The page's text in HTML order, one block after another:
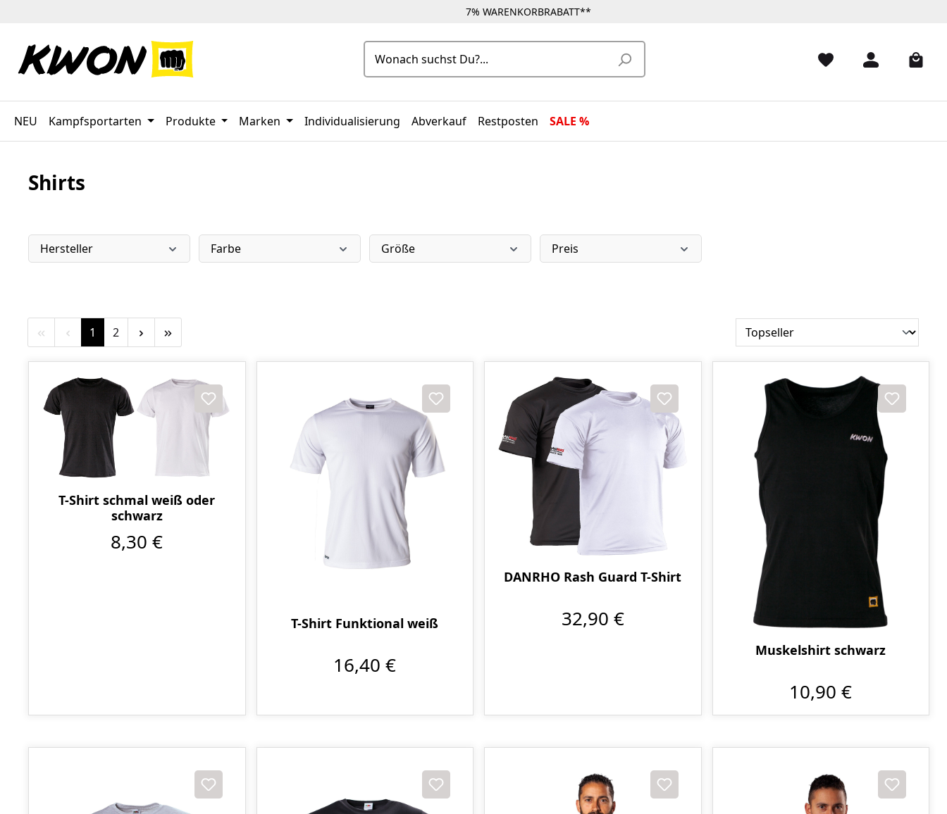
7% WARENKORBRABATT**
NEU Kampfsportarten Produkte Marken Individualisierung Abverkauf Restposten SALE %
Shirts
Hersteller Farbe Größe Preis
Seite
1 Seite
2
T-Shirt schmal weiß oder
schwarz
8,30 €
T-Shirt Funktional weiß
16,40 €
DANRHO Rash Guard T-Shirt
32,90 €
Muskelshirt schwarz
10,90 €